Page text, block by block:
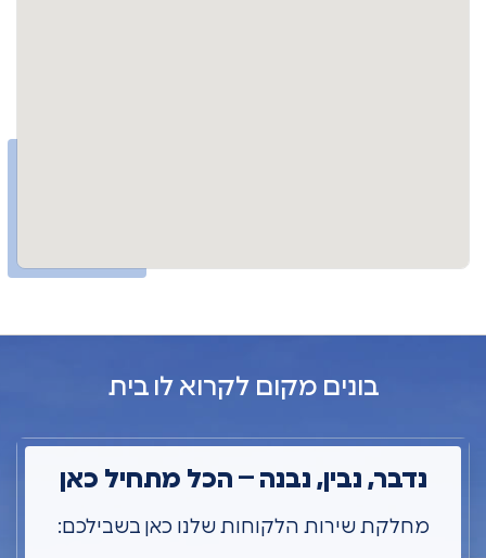
בונים מקום לקרוא לו בית
נדבר, נבין, נבנה – הכל מתחיל כאן
מחלקת שירות הלקוחות שלנו כאן בשבילכם: